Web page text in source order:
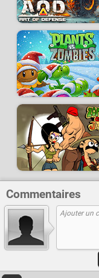
Commentaires